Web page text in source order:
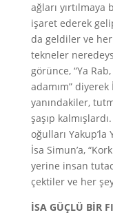
ağları
işaret ederek
da geldiler ve
tekneler
görünce, “Ya
adamım” diyerek
yanındakiler,
şaşıp
oğulları Yakup’la
İsa Simun’a,
yerine insan
çektiler ve her
İSA GÜÇLÜ BİR